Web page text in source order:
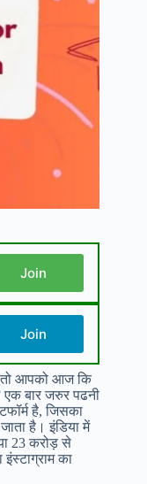
Join
Join
तो आपको आज कि
एक बार जरुर पढनी
है, जिसका
है। इंडिया में
23 करोड़ से
इंस्टाग्राम का